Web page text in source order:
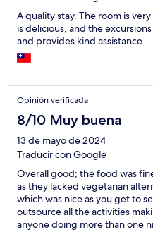
A quality stay. The room is
is delicious, and the
and provides kind assistance.
Opinión verificada
8/10 Muy buena
13 de mayo de 2024
Traducir con Google
Overall good; the food was
as they lacked vegetarian
which was nice as you get to
outsource all the activities
anyone doing more than one